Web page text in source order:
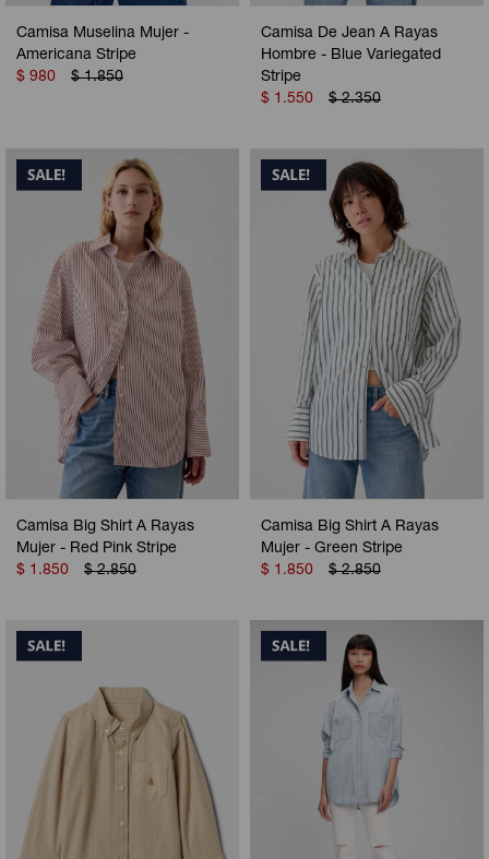
Camisa Muselina Mujer -
Americana Stripe
$ 980 $ 1.850
Camisa De Jean A Rayas
Hombre - Blue Variegated
Stripe
$ 1.550 $ 2.350
Camisa Big Shirt A Rayas
Mujer - Red Pink Stripe
$ 1.850 $ 2.850
Camisa Big Shirt A Rayas
Mujer - Green Stripe
$ 1.850 $ 2.850